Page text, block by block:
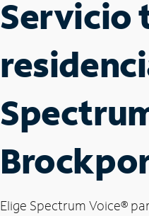
Servicio
Elige Spectrum Voice®